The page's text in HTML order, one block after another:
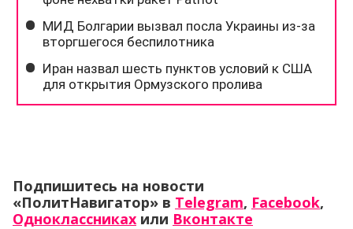
Подпишитесь на новости
«ПолитНавигатор» в Telegram, Facebook,
Одноклассниках или Вконтакте